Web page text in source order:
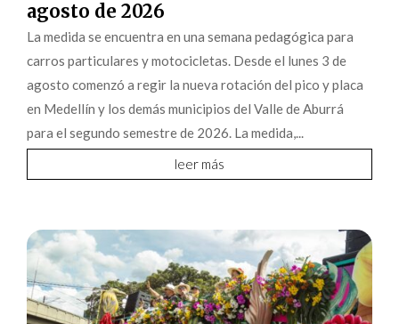
agosto de 2026
La medida se encuentra en una semana pedagógica para
carros particulares y motocicletas. Desde el lunes 3 de
agosto comenzó a regir la nueva rotación del pico y placa
en Medellín y los demás municipios del Valle de Aburrá
para el segundo semestre de 2026. La medida,...
leer más